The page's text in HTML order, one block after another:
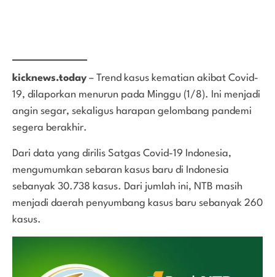
kicknews.today – Trend kasus kematian akibat Covid-
19, dilaporkan menurun pada Minggu (1/8). Ini menjadi
angin segar, sekaligus harapan gelombang pandemi
segera berakhir.
Dari data yang dirilis Satgas Covid-19 Indonesia,
mengumumkan sebaran kasus baru di Indonesia
sebanyak 30.738 kasus. Dari jumlah ini, NTB masih
menjadi daerah penyumbang kasus baru sebanyak 260
kasus.